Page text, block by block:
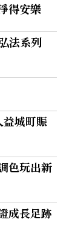
得安樂
法系列
城町賑
色玩出新
成長足跡